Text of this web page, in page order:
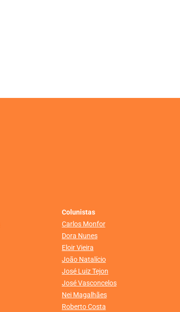
Colunistas
Carlos Monfor
Dora Nunes
Eloir Vieira
João Natalício
José Luiz Tejon
José Vasconcelos
Nei Magalhães
Roberto Costa